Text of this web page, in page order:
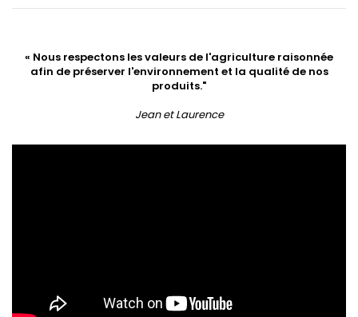
« Nous respectons les valeurs de l'agriculture raisonnée
afin de préserver l'environnement et la qualité de nos
produits."
Jean et Laurence